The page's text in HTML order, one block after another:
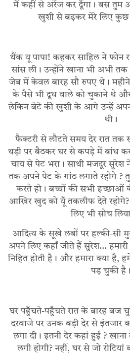
मैं कहीं से अरेंज कर दूँगा। बस तुम
खुशी से बढ़कर मेरे लिए कुछ
थैंक यू पापा! कहकर साहिल ने फोन
सांस ली। उन्होंने खाना भी अभी
जेब में केवल बारह सौ रुपए थे। महीने
के पैसे भी दूध वाले को चुकाने थे
लेकिन बेटे की खुशी के आगे उन्हें अपनी
थी।
फैक्टरी से लौटते समय देर रात तक
थड़ी पर बैठकर घर से कपड़े में बांध कर
चाय से पेट भरा। साथी मजदूर
तक अपने पेट के गांठ लगाते रहोगे ?
करते हो। बच्चों की सभी इच्छाओं
आखिर खुद को यूँ तकलीफ देते
लिए भी सोच
आदित्य के सूखे लबों पर हल्की-सी
अपने लिए कहाँ जीते हैं सुरेश…
निहित होती है। और हमारा क्या
पड़ चुकी है।
घर पहुँचते-पहुँचते रात के बारह बज चुके
दरवाजे पर उनक बड़ी देर से इंतजार
लगा दी। इतनी देर कहां हुई ?
लगी होगी? नहीं, घर से जो